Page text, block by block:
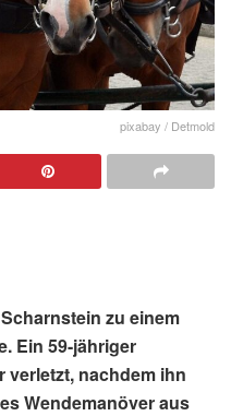
pixabay / Detmold
zu einem
Ein 59-jähriger
verletzt, nachdem ihn
Wendemanöver aus